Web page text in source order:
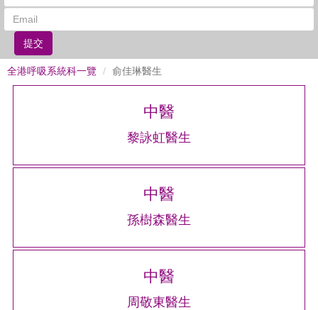
提交
全港呼吸系統科一覽 俞佳琳醫生
中醫
黎詠虹醫生
中醫
孫樹森醫生
中醫
周敬東醫生